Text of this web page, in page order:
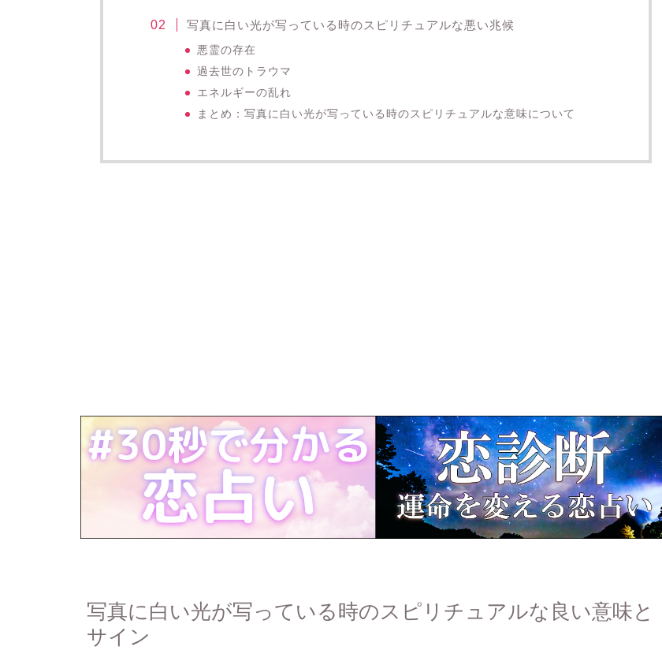
写真に白い光が写っている時のスピリチュアルな悪い兆候
悪霊の存在
過去世のトラウマ
エネルギーの乱れ
まとめ：写真に白い光が写っている時のスピリチュアルな意味について
写真に白い光が写っている時のスピリチュアルな良い意味と
サイン